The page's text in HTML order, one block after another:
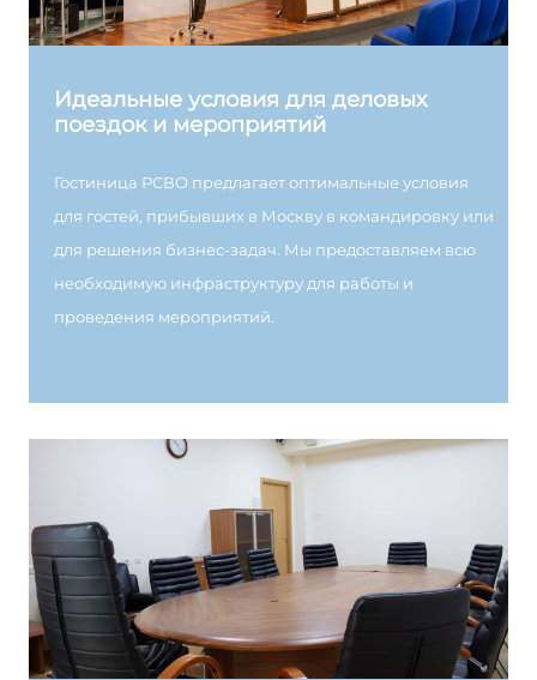
Идеальные условия для деловых
поездок и мероприятий
Гостиница РСВО предлагает оптимальные условия
для гостей, прибывших в Москву в командировку или
для решения бизнес-задач. Мы предоставляем всю
необходимую инфраструктуру для работы и
проведения мероприятий.